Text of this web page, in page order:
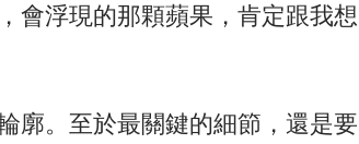
會浮現的那顆蘋果，肯定跟我想
廓。至於最關鍵的細節，還是要